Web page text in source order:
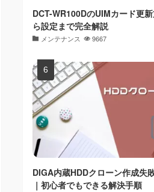
DCT-WR100DのUIMカード更
ら設定まで完全解説
メンテナンス 9667
DIGA内蔵HDDクローン作成失
｜初心者でもできる解決手順